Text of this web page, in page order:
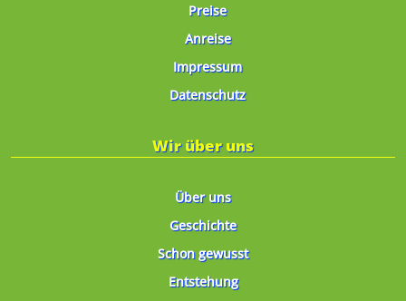
Preise
Anreise
Impressum
Datenschutz
Wir über uns
Über uns
Geschichte
Schon gewusst
Entstehung